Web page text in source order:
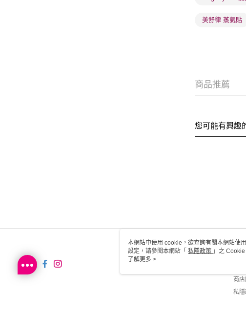
美舒律 蒸氣貼
商品推薦
您可能有興趣
關
商
私
本網站中使用 cookie，欲查詢有關本網站使
設定，請參閱本網站「 私隱政策 」之
用 cookie。
了解更多 >